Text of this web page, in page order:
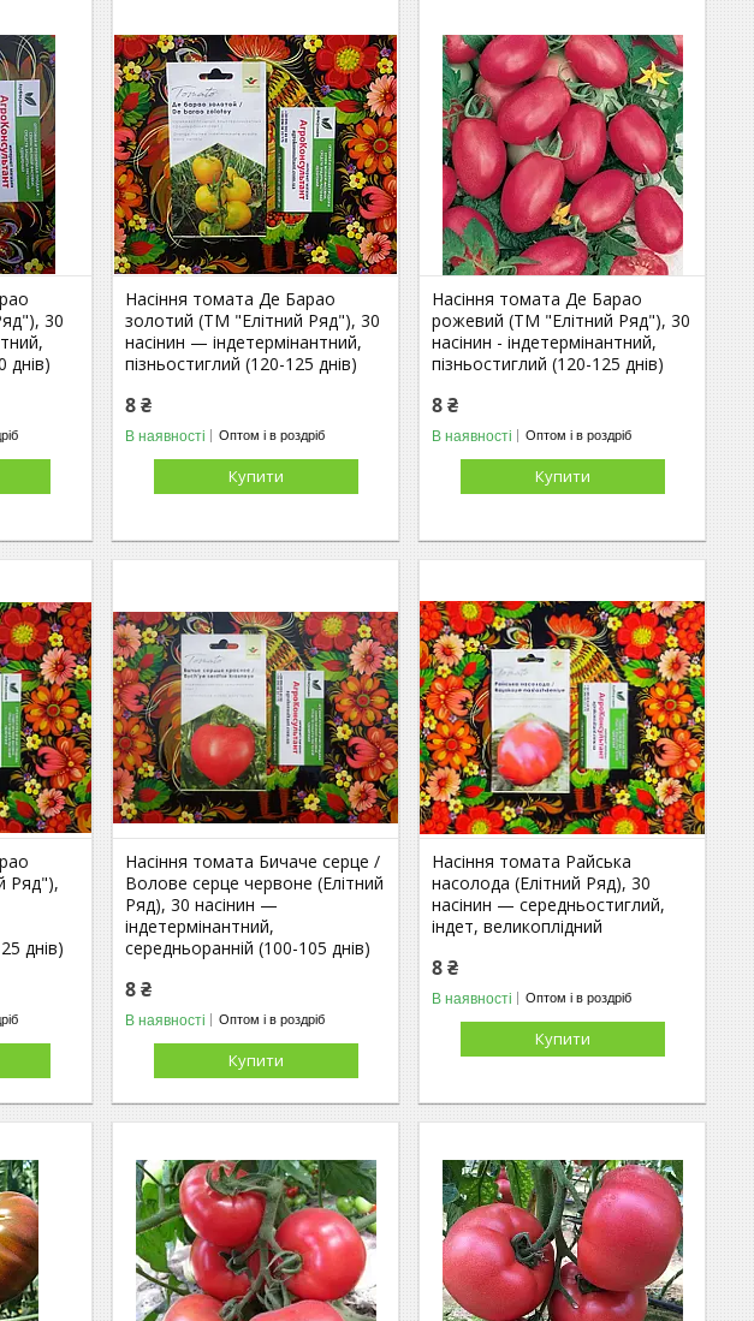
30
днів)
Насіння томата Де Барао
золотий (ТМ "Елітний Ряд"), 30
насінин — індетермінантний,
пізньостиглий (120-125 днів)
8 ₴
В наявності Оптом і в роздріб
Купити
Насіння томата Де Барао
рожевий (ТМ "Елітний Ряд"), 30
насінин - індетермінантний,
пізньостиглий (120-125 днів)
8 ₴
В наявності Оптом і в роздріб
Купити
Ряд"),
днів)
Насіння томата Бичаче серце /
Волове серце червоне (Елітний
Ряд), 30 насінин —
індетермінантний,
середньоранній (100-105 днів)
8 ₴
В наявності Оптом і в роздріб
Купити
Насіння томата Райська
насолода (Елітний Ряд), 30
насінин — середньостиглий,
індет, великоплідний
8 ₴
В наявності Оптом і в роздріб
Купити